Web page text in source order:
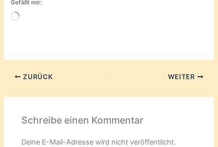
Gefällt mir:
Wird
ZURÜCK WEITER
Schreibe einen Kommentar
Deine E-Mail-Adresse wird nicht veröffentlicht.